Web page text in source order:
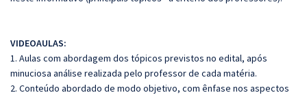
VIDEOAULAS:
1. Aulas com abordagem dos tópicos previstos no edital, após
minuciosa análise realizada pelo professor de cada matéria.
2. Conteúdo abordado de modo objetivo, com ênfase nos aspectos